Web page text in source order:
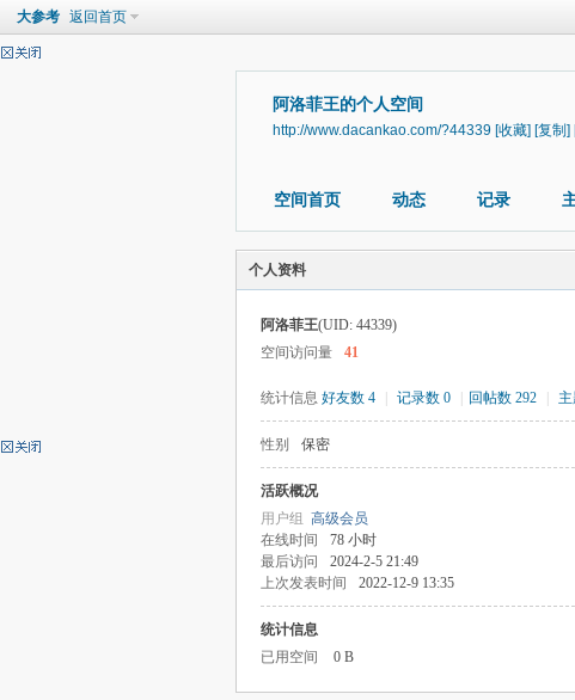
大参考 返回首页
阿洛菲王的个人空间
http://www.dacankao.com/?44339 [收藏] [复制]
空间首页 动态 记录
个人资料
阿洛菲王(UID: 44339)
空间访问量
41
统计信息 好友数 4 记录数 0 回帖数 292
性别 保密
活跃概况
用户组 高级会员
在线时间
78 小时
最后访问
2024-2-5 21:49
上次发表时间
2022-12-9 13:35
统计信息
已用空间
0 B